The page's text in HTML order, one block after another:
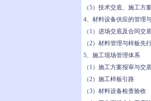
（5）技术交底、施工方
4、材料设备供应的管理
（1）进场交底及合同交
（2）材料管理与样板先
5、施工现场管理体系
（1）施工方案报审与交
（2）施工样板引路
（3）材料设备检查验收